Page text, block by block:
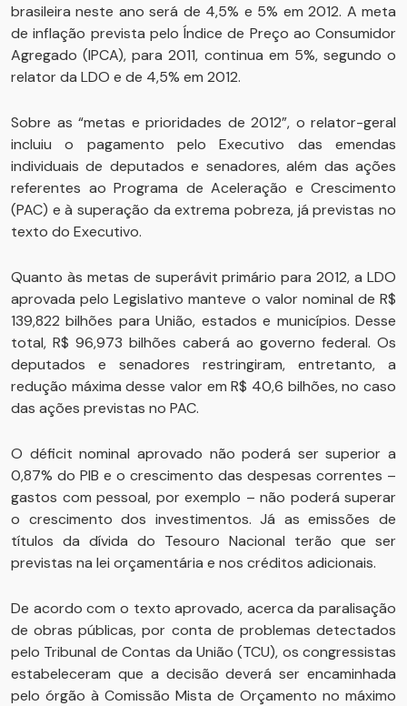
brasileira neste ano será de 4,5% e 5% em 2012. A meta
de inflação prevista pelo Índice de Preço ao Consumidor
Agregado (IPCA), para 2011, continua em 5%, segundo o
relator da LDO e de 4,5% em 2012.
Sobre as “metas e prioridades de 2012”, o relator-geral
incluiu o pagamento pelo Executivo das emendas
individuais de deputados e senadores, além das ações
referentes ao Programa de Aceleração e Crescimento
(PAC) e à superação da extrema pobreza, já previstas no
texto do Executivo.
Quanto às metas de superávit primário para 2012, a LDO
aprovada pelo Legislativo manteve o valor nominal de R$
139,822 bilhões para União, estados e municípios. Desse
total, R$ 96,973 bilhões caberá ao governo federal. Os
deputados e senadores restringiram, entretanto, a
redução máxima desse valor em R$ 40,6 bilhões, no caso
das ações previstas no PAC.
O déficit nominal aprovado não poderá ser superior a
0,87% do PIB e o crescimento das despesas correntes –
gastos com pessoal, por exemplo – não poderá superar
o crescimento dos investimentos. Já as emissões de
títulos da dívida do Tesouro Nacional terão que ser
previstas na lei orçamentária e nos créditos adicionais.
De acordo com o texto aprovado, acerca da paralisação
de obras públicas, por conta de problemas detectados
pelo Tribunal de Contas da União (TCU), os congressistas
estabeleceram que a decisão deverá ser encaminhada
pelo órgão à Comissão Mista de Orçamento no máximo